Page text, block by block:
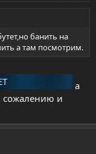
банить на
а там посмотрим.
а
сожалению и